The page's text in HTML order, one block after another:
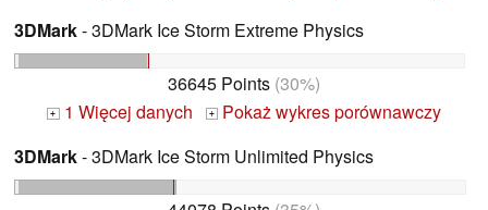
3DMark- 3DMark Ice Storm Extreme Physics
36645 Points (30%)
+ 1 Więcej danych +
Pokaż wykres porównawczy
3DMark- 3DMark Ice Storm Unlimited Physics